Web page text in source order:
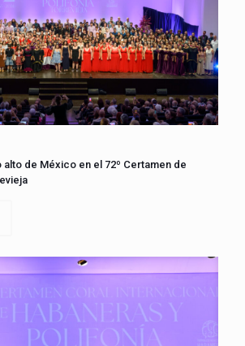
de México en el 72º Certamen de